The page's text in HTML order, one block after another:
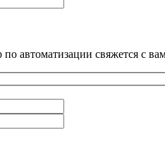
автоматизации свяжется с